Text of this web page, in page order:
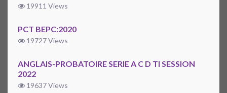
19911 Views
PCT BEPC:2020
19727 Views
ANGLAIS-PROBATOIRE SERIE A C D TI SESSION
2022
19637 Views